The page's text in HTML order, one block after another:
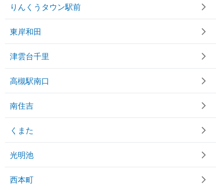
りんくうタウン駅前
東岸和田
津雲台千里
高槻駅南口
南住吉
くまた
光明池
西本町